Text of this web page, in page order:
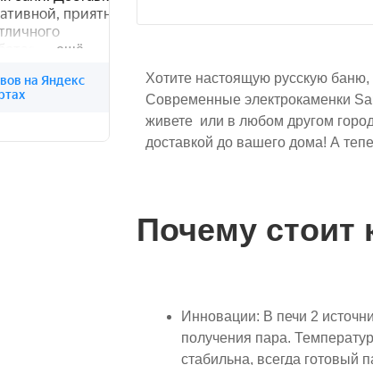
Хотите настоящую русскую
Современные электрокаменки
живете или в любом другом
доставкой до вашего дома! А
Почему стоит
Инновации: В печи 2
получения пара.
стабильна, всегда